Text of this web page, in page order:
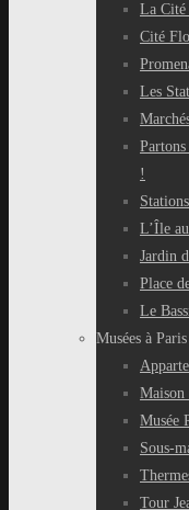
La Cité
Cité
Les
Partons
!
L’Île
Jardin
Place
Le
Musées à Paris
Maison
Musée
Sous-
Tour